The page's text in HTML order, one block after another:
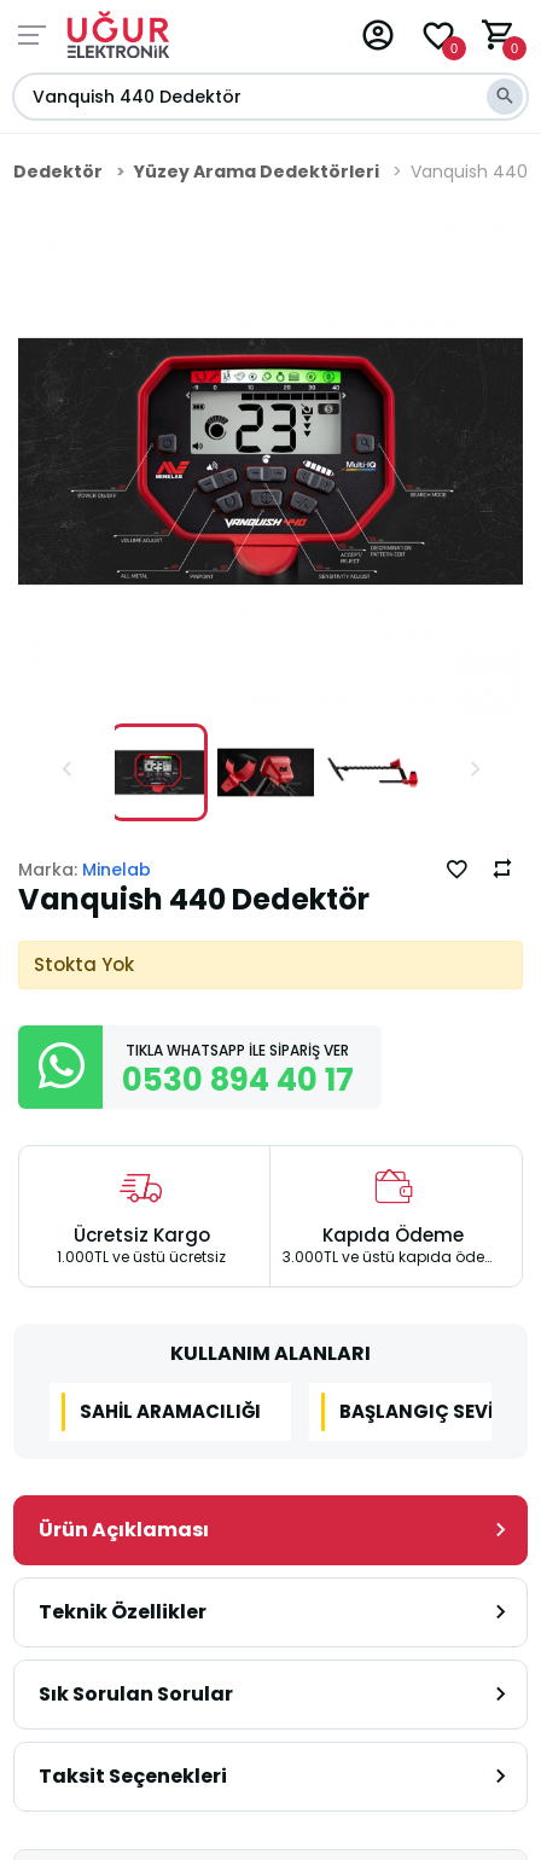
0 0
Dedektör Yüzey Arama Dedektörleri Vanquish 440
Marka: Minelab
Vanquish 440 Dedektör
Stokta Yok
TIKLA WHATSAPP İLE SİPARİŞ VER
0530 894 40 17
Ücretsiz Kargo
1.000TL ve üstü ücretsiz
Kapıda Ödeme
3.000TL ve üstü kapıda ödeme
KULLANIM ALANLARI
SAHIL ARAMACILIĞI BAŞLANGIÇ SEVIYESI
Ürün Açıklaması
Teknik Özellikler
Sık Sorulan Sorular
Taksit Seçenekleri